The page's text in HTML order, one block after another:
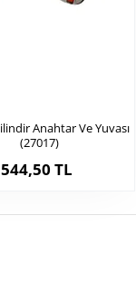
Anahtar Ve Yuvası
(27017)
544,50 TL